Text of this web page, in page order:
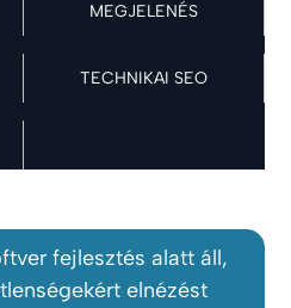
MEGJELENÉS
TECHNIKAI SEO
fejlesztés alatt áll,
elnézést